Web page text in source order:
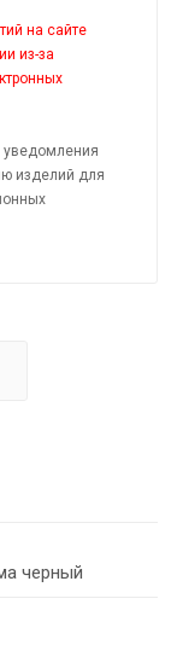
на сайте
из-за
уведомления
изделий для
черный